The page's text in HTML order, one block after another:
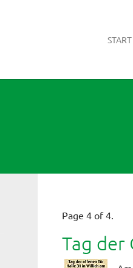
START
Page 4 of 4.
Tag der